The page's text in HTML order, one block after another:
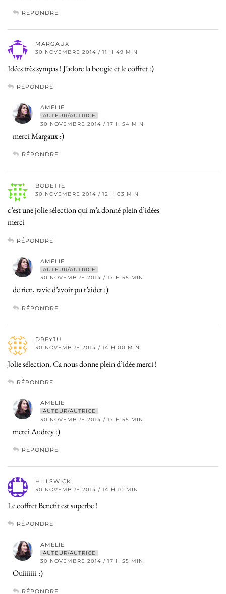
RÉPONDRE
MARGAUX
30 NOVEMBRE 2014 / 11 H 49 MIN
Idées très sympas ! J’adore la bougie et le coffret :)
RÉPONDRE
AMELIE
AUTEUR/AUTRICE
30 NOVEMBRE 2014 / 17 H 54 MIN
merci Margaux :)
RÉPONDRE
BODETTE
30 NOVEMBRE 2014 / 12 H 03 MIN
c’est une jolie sélection qui m’a donné plein d’idées
merci
RÉPONDRE
AMELIE
AUTEUR/AUTRICE
30 NOVEMBRE 2014 / 17 H 55 MIN
de rien, ravie d’avoir pu t’aider :)
RÉPONDRE
DREYJU
30 NOVEMBRE 2014 / 14 H 00 MIN
Jolie sélection. Ca nous donne plein d’idée merci !
RÉPONDRE
AMELIE
AUTEUR/AUTRICE
30 NOVEMBRE 2014 / 17 H 55 MIN
merci Audrey :)
RÉPONDRE
HILLSWICK
30 NOVEMBRE 2014 / 14 H 10 MIN
Le coffret Benefit est superbe !
RÉPONDRE
AMELIE
AUTEUR/AUTRICE
30 NOVEMBRE 2014 / 17 H 55 MIN
Ouiiiiiii :)
RÉPONDRE